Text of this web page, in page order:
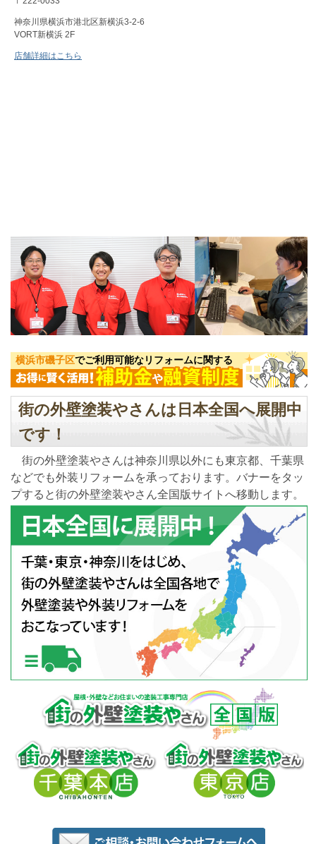
神奈川県横浜市港北区新横浜3-2-6
VORT新横浜 2F
店舗詳細はこちら
横浜市磯子区でご利用可能なリフォームに関する
街の外壁塗装やさんは日本全国へ展開中
です！
街の外壁塗装やさんは神奈川県以外にも東京都、千葉県
などでも外装リフォームを承っております。バナーをタッ
プすると街の外壁塗装やさん全国版サイトへ移動します。